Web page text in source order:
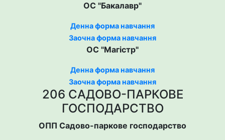
ОС "Бакалавр"
Денна форма навчання
Заочна форма навчання
ОС "Магістр"
Денна форма навчання
Заочна форма навчання
206 САДОВО-ПАРКОВЕ
ГОСПОДАРСТВО
ОПП Садово-паркове господарство